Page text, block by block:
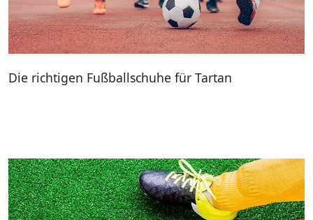
Die richtigen Fußballschuhe für Tartan